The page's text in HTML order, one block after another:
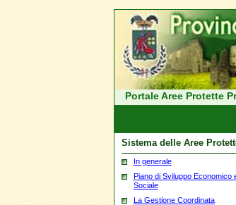
Portale Aree Protette
Sistema delle Aree
In generale
Piano di Sviluppo Economico
Sociale
La Gestione Coordinata